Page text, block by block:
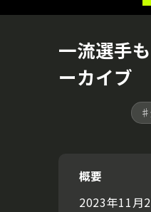
一流選手
ーカイブ
♯
概要
2023年11月